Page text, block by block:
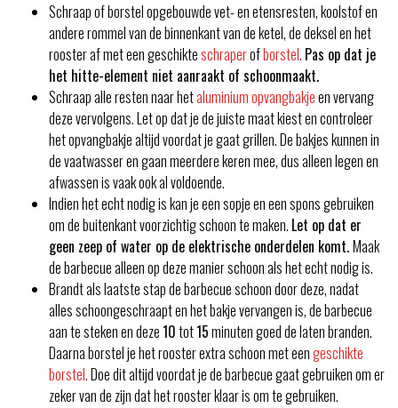
Schraap of borstel opgebouwde vet- en etensresten, koolstof en
andere rommel van de binnenkant van de ketel, de deksel en het
rooster af met een geschikteschraperofborstel. Pas op dat je
het hitte-element niet aanraakt of schoonmaakt.
Schraap alle resten naar hetaluminium opvangbakjeen vervang
deze vervolgens. Let op dat je de juiste maat kiest en controleer
het opvangbakje altijd voordat je gaat grillen. De bakjes kunnen in
de vaatwasser en gaan meerdere keren mee, dus alleen legen en
afwassen is vaak ook al voldoende.
Indien het echt nodig is kan je een sopje en een spons gebruiken
om de buitenkant voorzichtig schoon te maken. Let op dat er
geen zeep of water op de elektrische onderdelen komt.Maak
de barbecue alleen op deze manier schoon als het echt nodig is.
Brandt als laatste stap de barbecue schoon door deze, nadat
alles schoongeschraapt en het bakje vervangen is, de barbecue
aan te steken en deze10tot15minuten goed de laten branden.
Daarna borstel je het rooster extra schoon met eengeschikte
borstel. Doe dit altijd voordat je de barbecue gaat gebruiken om er
zeker van de zijn dat het rooster klaar is om te gebruiken.